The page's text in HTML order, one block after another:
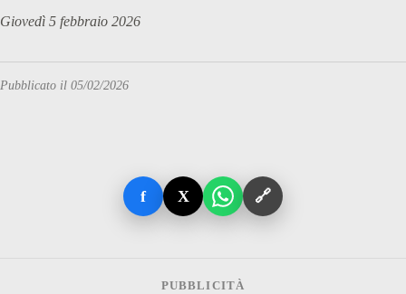
Giovedì 5 febbraio 2026
Pubblicato il 05/02/2026
f X 🔗
PUBBLICITÀ